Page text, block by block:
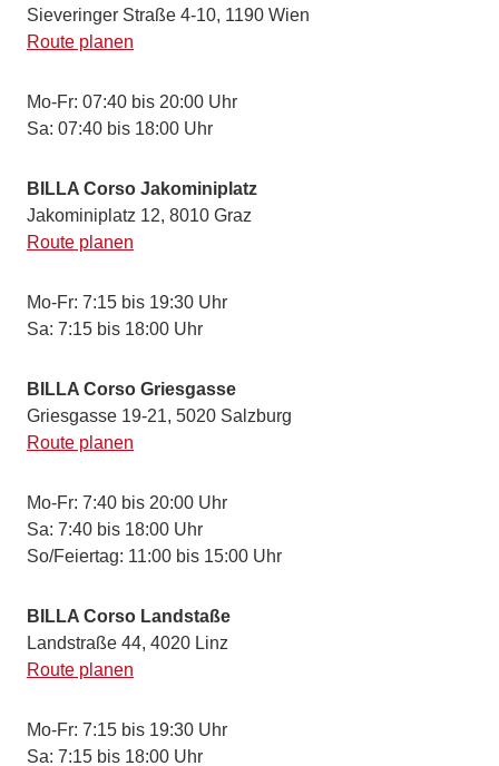
Sieveringer Straße 4-10, 1190 Wien
Route planen
Mo-Fr: 07:40 bis 20:00 Uhr
Sa: 07:40 bis 18:00 Uhr
BILLA Corso Jakominiplatz
Jakominiplatz 12, 8010 Graz
Route planen
Mo-Fr: 7:15 bis 19:30 Uhr
Sa: 7:15 bis 18:00 Uhr
BILLA Corso Griesgasse
Griesgasse 19-21, 5020 Salzburg
Route planen
Mo-Fr: 7:40 bis 20:00 Uhr
Sa: 7:40 bis 18:00 Uhr
So/Feiertag: 11:00 bis 15:00 Uhr
BILLA Corso Landstaße
Landstraße 44, 4020 Linz
Route planen
Mo-Fr: 7:15 bis 19:30 Uhr
Sa: 7:15 bis 18:00 Uhr